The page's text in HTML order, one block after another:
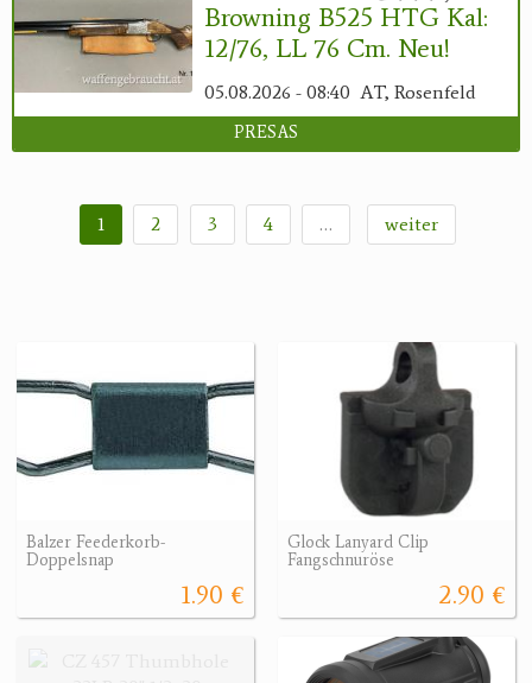
Browning B525 HTG Kal:
12/76, LL 76 Cm. Neu!
05.08.2026 - 08:40 AT, Rosenfeld
PRESAS
1 2 3 4 … weiter
Balzer Feederkorb-
Doppelsnap
1.90 €
Glock Lanyard Clip
Fangschnuröse
2.90 €